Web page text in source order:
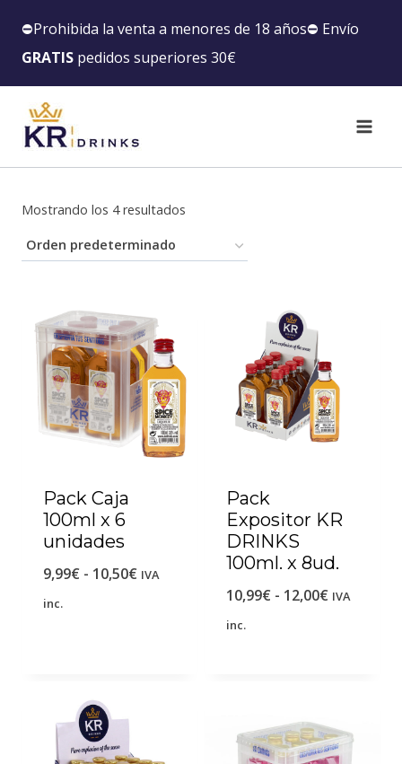
⛔️Prohibida la venta a menores de 18 años⛔️ Envío
GRATIS pedidos superiores 30€
Mostrando los 4 resultados
Pack Caja
100ml x 6
unidades
9,99€ - 10,50€ IVA
inc.
Pack
Expositor KR
DRINKS
100ml. x 8ud.
10,99€ - 12,00€ IVA
inc.